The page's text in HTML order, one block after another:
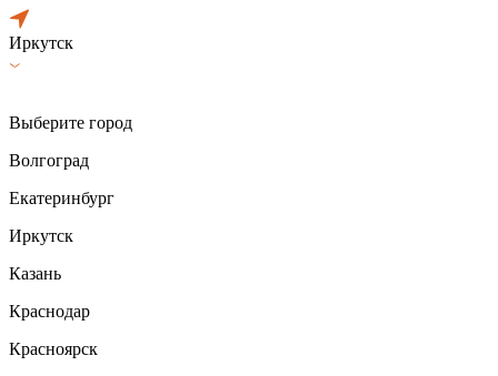
Иркутск
Выберите город
Волгоград
Екатеринбург
Иркутск
Казань
Краснодар
Красноярск